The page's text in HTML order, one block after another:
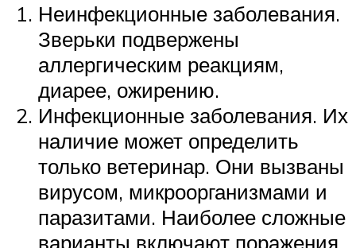
Неинфекционные заболевания.
Зверьки подвержены
аллергическим реакциям,
диарее, ожирению.
Инфекционные заболевания. Их
наличие может определить
только ветеринар. Они вызваны
вирусом, микроорганизмами и
паразитами. Наиболее сложные
варианты включают поражения